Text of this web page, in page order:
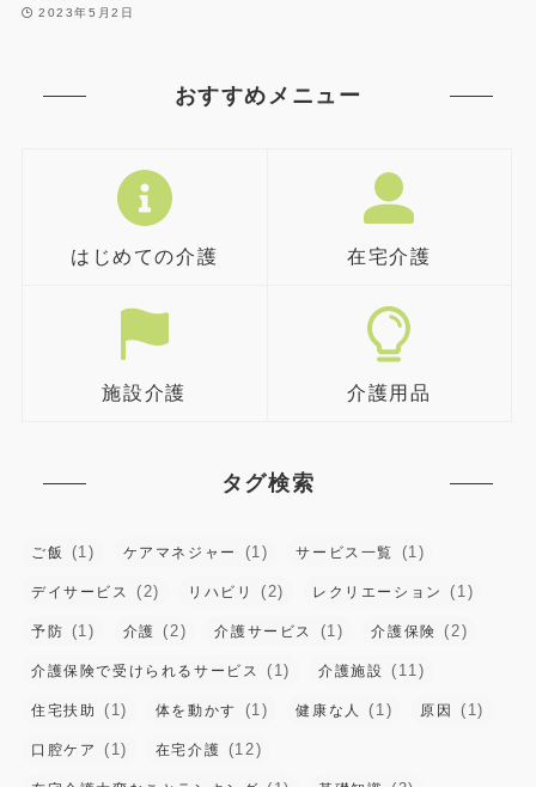
2023年5月2日
おすすめメニュー
はじめての介護 在宅介護
施設介護 介護用品
タグ検索
ご飯 (1) ケアマネジャー (1) サービス一覧 (1)
デイサービス (2) リハビリ (2) レクリエーション (1)
予防 (1) 介護 (2) 介護サービス (1) 介護保険 (2)
介護保険で受けられるサービス (1) 介護施設 (11)
住宅扶助 (1) 体を動かす (1) 健康な人 (1) 原因 (1)
口腔ケア (1) 在宅介護 (12)